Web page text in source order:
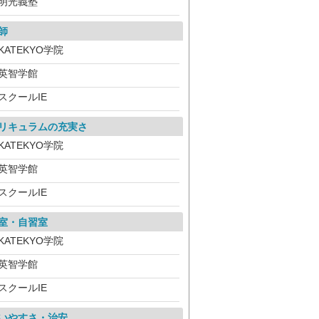
学院
智学館
クールIE
キュラムの充実さ
学院
智学館
クールIE
・自習室
学院
智学館
クールIE